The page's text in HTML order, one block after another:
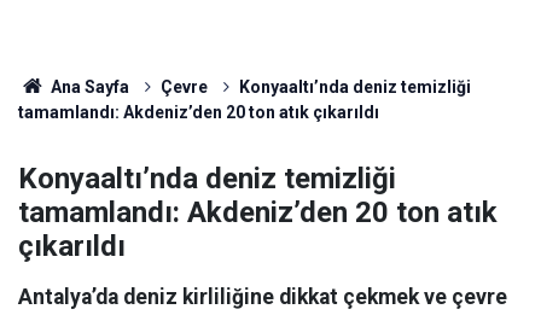
Ana Sayfa Çevre
Konyaaltı’nda deniz temizliği
tamamlandı: Akdeniz’den 20 ton atık çıkarıldı
Konyaaltı’nda deniz temizliği
tamamlandı: Akdeniz’den 20 ton atık
çıkarıldı
Antalya’da deniz kirliliğine dikkat çekmek ve çevre